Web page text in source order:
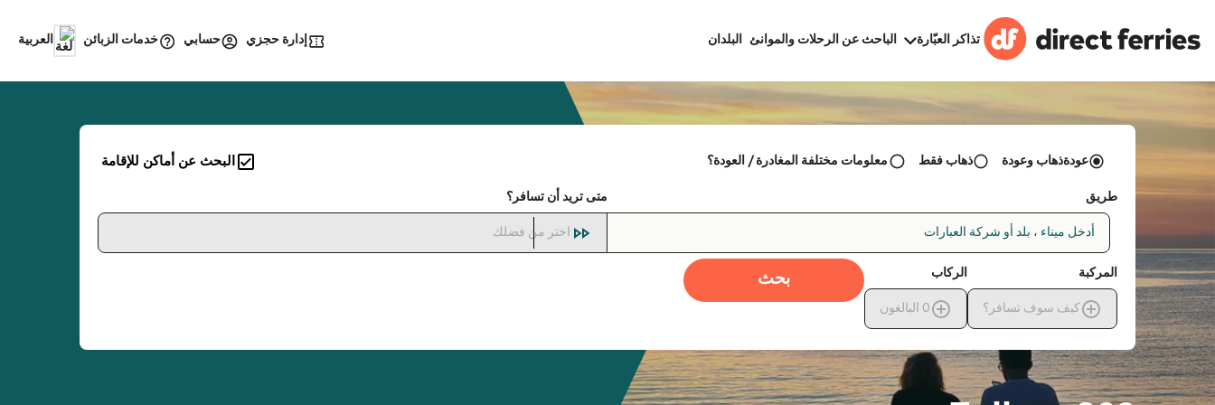
تذاكر العبّارة الباحث عن الرحلات والموانئ البلدان إدارة حجزي حسابي خدمات الزبائن العربية
عودةذهاب وعودة ذهاب فقط معلومات مختلفة المغادرة / العودة؟ البحث عن أماكن للإقامة
طريق
أدخل ميناء ، بلد أو شركة العبارات
متى تريد أن تسافر؟
اختر من فضلك
المركبة
كيف سوف تسافر؟
الركاب
0 البالغون
بحث